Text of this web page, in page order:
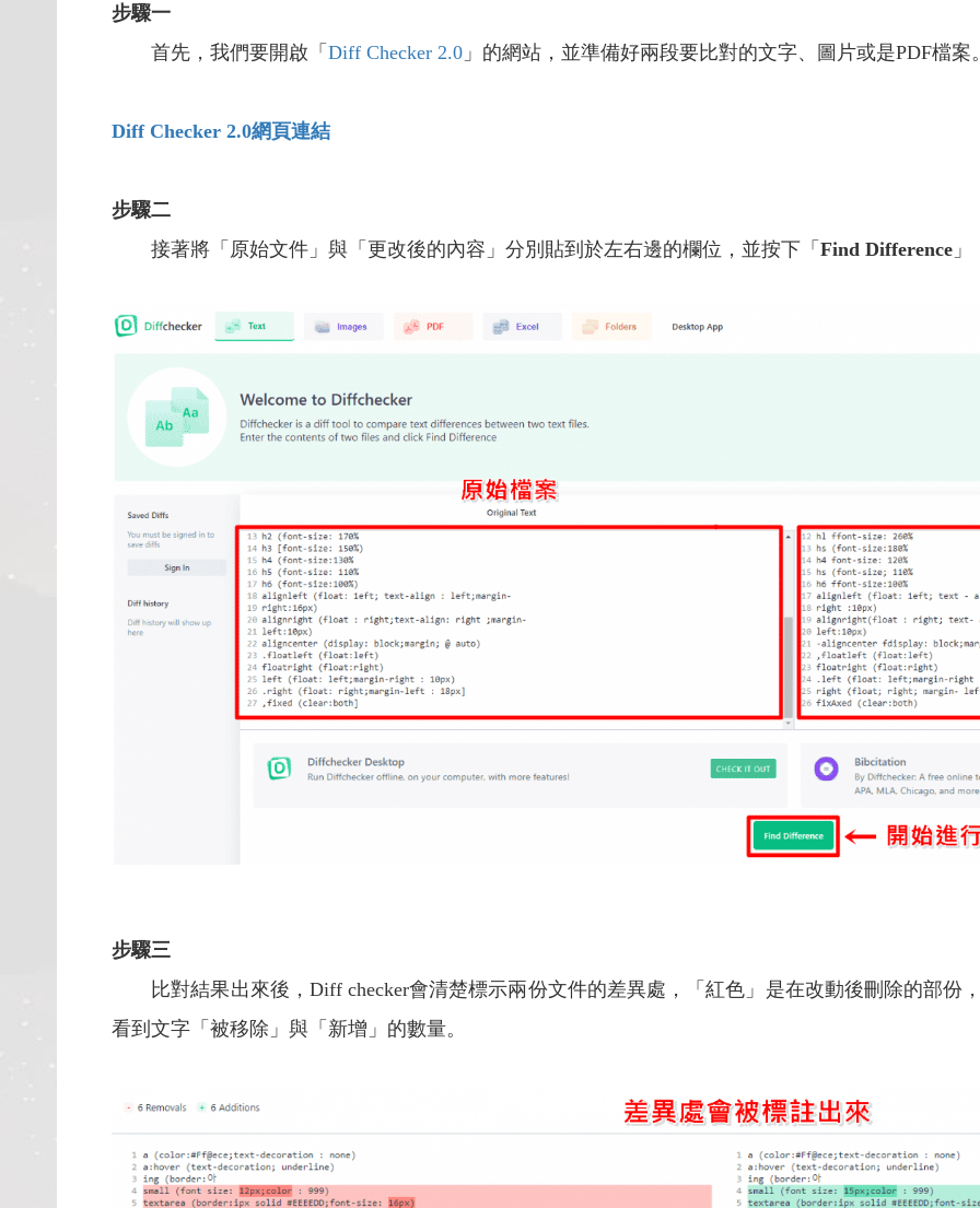
步驟一
首先，我們要開啟 「 Diff Checker 2.0 」的網站，並準備好兩段要比對的文字、圖片或是PDF檔案
Diff Checker 2.0網頁連結
步驟二
接著將「原始文件」與「更改後的內容」分別貼到於左右邊的欄位，並按下「 Find Difference
步驟三
比對結果出來後，Diff checker會清楚標示兩份文件的差異處，
「紅色」是在改動後刪除的部份
看到文字「被移除」與「新增」的數量。